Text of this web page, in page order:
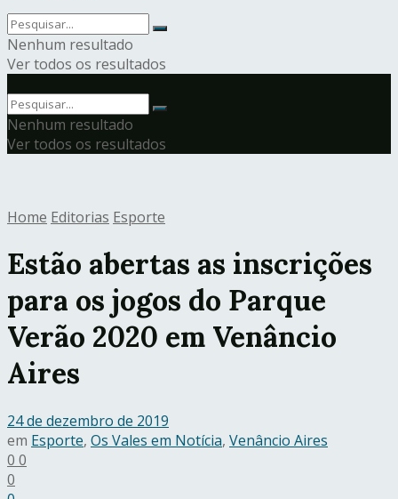
Nenhum resultado
Ver todos os resultados
Nenhum resultado
Ver todos os resultados
Home Editorias Esporte
Estão abertas as inscrições
para os jogos do Parque
Verão 2020 em Venâncio
Aires
24 de dezembro de 2019
em Esporte, Os Vales em Notícia, Venâncio Aires
0 0
0